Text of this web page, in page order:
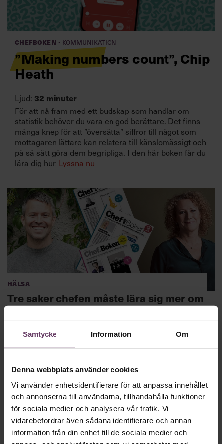
Samtycke Information Om
Denna webbplats använder cookies
Vi använder enhetsidentifierare för att anpassa innehållet
och annonserna till användarna, tillhandahålla funktioner
för sociala medier och analysera vår trafik. Vi
vidarebefordrar även sådana identifierare och annan
information från din enhet till de sociala medier och
Logga in
Prenumerera
Villkor och policy för
personuppgiftsbehandling
Sök
efter:
Chefboken · Kommunikation
”Making numbers count”, Chip
Heath
Ljud: 32 minuter
För att nå fram med ett budskap som handlar om
statistik behöver du vara en god berättare. Det finns
många knep för att ”översätta” siffror till något som
mottagaren lättare kan relatera till känslomässigt och
på så sätt göra dem begripliga. I den här boken får du
lära dig hur. Lyssna nu
Hälsa
Tre saker chefen måste lära sig mer om
viktiga ledarskapsböcker på 19 minuter. Björn Hedensjö och
Maria Gerlofson är våra två nya redaktörer som väljer och
till dig. Digitalisering, nya generationens medarbetare och
stress blir viktigaste chefsämnena under 2017, förutspår de.